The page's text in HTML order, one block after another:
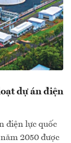
dự án điện
điện lực quốc
2050 được